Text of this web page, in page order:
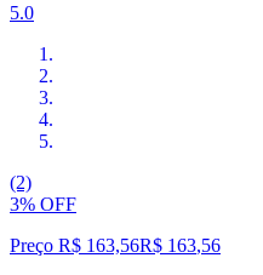
5.0
(2)
3% OFF
Preço R$ 163,56R$ 163,56